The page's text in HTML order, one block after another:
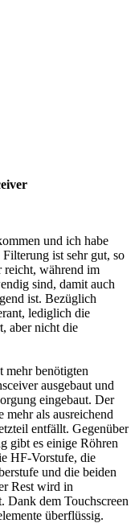
und ich habe
Filterung ist sehr gut, so
reicht, während im
sind, damit auch
ist. Bezüglich
lediglich die
aber nicht die
mehr benötigten
ausgebaut und
eingebaut. Der
mehr als ausreichend
entfällt. Gegenüber
gibt es einige Röhren
HF-Vorstufe, die
und die beiden
Rest wird in
Dank dem Touchscreen
überflüssig.